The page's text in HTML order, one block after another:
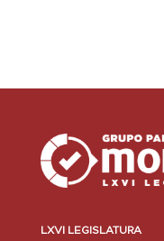
LXVI LEGISLATURA